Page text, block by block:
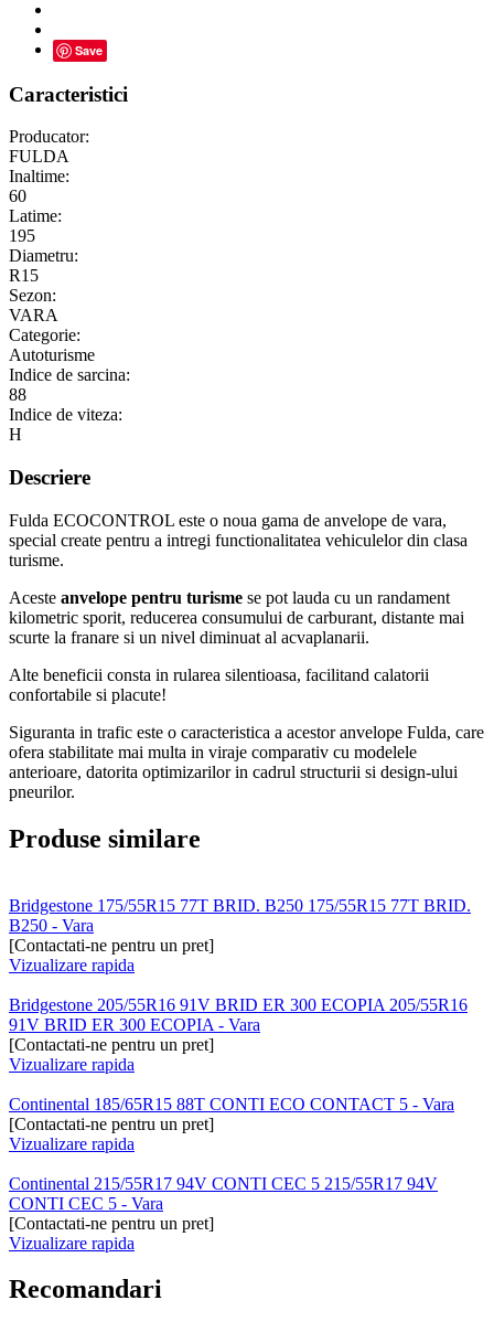
Save
Caracteristici
Producator:
FULDA
Inaltime:
60
Latime:
195
Diametru:
R15
Sezon:
VARA
Categorie:
Autoturisme
Indice de sarcina:
88
Indice de viteza:
H
Descriere
Fulda ECOCONTROL este o noua gama de anvelope de vara,
special create pentru a intregi functionalitatea vehiculelor din clasa
turisme.
Aceste anvelope pentru turisme se pot lauda cu un randament
kilometric sporit, reducerea consumului de carburant, distante mai
scurte la franare si un nivel diminuat al acvaplanarii.
Alte beneficii consta in rularea silentioasa, facilitand calatorii
confortabile si placute!
Siguranta in trafic este o caracteristica a acestor anvelope Fulda, care
ofera stabilitate mai multa in viraje comparativ cu modelele
anterioare, datorita optimizarilor in cadrul structurii si design-ului
pneurilor.
Produse similare
Bridgestone 175/55R15 77T BRID. B250 175/55R15 77T BRID.
B250 - Vara
[Contactati-ne pentru un pret]
Vizualizare rapida
Bridgestone 205/55R16 91V BRID ER 300 ECOPIA 205/55R16
91V BRID ER 300 ECOPIA - Vara
[Contactati-ne pentru un pret]
Vizualizare rapida
Continental 185/65R15 88T CONTI ECO CONTACT 5 - Vara
[Contactati-ne pentru un pret]
Vizualizare rapida
Continental 215/55R17 94V CONTI CEC 5 215/55R17 94V
CONTI CEC 5 - Vara
[Contactati-ne pentru un pret]
Vizualizare rapida
Recomandari